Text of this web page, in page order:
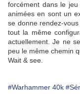
forcément dans le
animées en sont un
se donne rendez-
tout la même
actuellement. Je ne
peu le même chemin
Wait & see.
#Warhammer 40k